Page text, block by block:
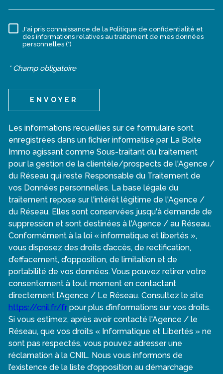
RÈGLEMENTATION
J'ai pris connaissance de la Politique de confidentialité et
des informations relatives au traitement de mes données
personnelles (*)
* Champ obligatoire
ENVOYER
Les informations recueillies sur ce formulaire sont
enregistrées dans un fichier informatisé par La Boite
Immo agissant comme Sous-traitant du traitement
pour la gestion de la clientèle/prospects de l'Agence /
du Réseau qui reste Responsable du Traitement de
vos Données personnelles. La base légale du
traitement repose sur l'intérêt légitime de l'Agence /
du Réseau. Elles sont conservées jusqu'à demande de
suppression et sont destinées à l'Agence / au Réseau.
Conformément à la loi « informatique et libertés »,
vous disposez des droits d’accès, de rectification,
d’effacement, d’opposition, de limitation et de
portabilité de vos données. Vous pouvez retirer votre
consentement à tout moment en contactant
directement l’Agence / Le Réseau. Consultez le site
https://cnil.fr/fr pour plus d’informations sur vos droits.
Si vous estimez, après avoir contacté l'Agence / le
Réseau, que vos droits « Informatique et Libertés » ne
sont pas respectés, vous pouvez adresser une
réclamation à la CNIL. Nous vous informons de
l’existence de la liste d'opposition au démarchage